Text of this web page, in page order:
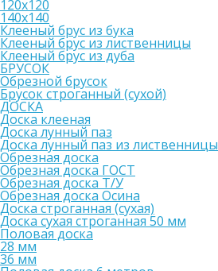
120х120
140х140
Клееный брус из бука
Клееный брус из лиственницы
Клееный брус из дуба
БРУСОК
Обрезной брусок
Брусок строганный (сухой)
ДОСКА
Доска клееная
Доска лунный паз
Доска лунный паз из лиственницы
Обрезная доска
Обрезная доска ГОСТ
Обрезная доска Т/У
Обрезная доска Осина
Доска строганная (сухая)
Доска сухая строганная 50 мм
Половая доска
28 мм
36 мм